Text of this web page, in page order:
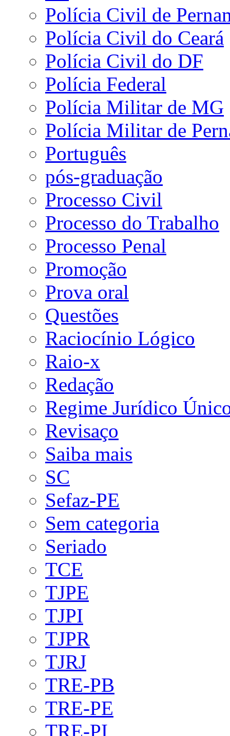
Polícia Civil de
Polícia Civil do Ceará
Polícia Civil do DF
Polícia Federal
Polícia Militar de MG
Polícia Militar de
Português
pós-graduação
Processo Civil
Processo do Trabalho
Processo Penal
Promoção
Prova oral
Questões
Raciocínio Lógico
Raio-x
Redação
Regime Jurídico
Revisaço
Saiba mais
SC
Sefaz-PE
Sem categoria
Seriado
TCE
TJPE
TJPI
TJPR
TJRJ
TRE-PB
TRE-PE
TRE-PI